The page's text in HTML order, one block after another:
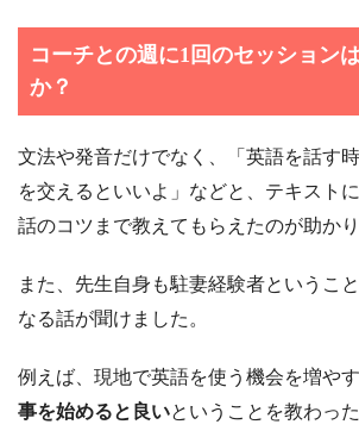
コーチとの週に1回のセッション
か？
文法や発音だけでなく、「英語を話す
を交えるといいよ」などと、テキスト
話のコツまで教えてもらえたのが助かり
また、先生自身も駐妻経験者というこ
なる話が聞けました。
例えば、現地で英語を使う機会を増やす
事を始めると良いということを教わっ